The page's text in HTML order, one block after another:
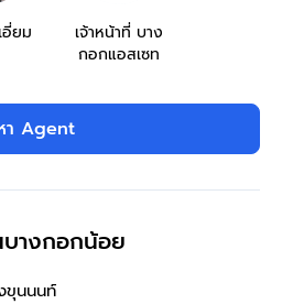
ยม
เจ้าหน้าที่ บาง
กอกแอสเซท
า Agent
บางกอกน้อย
ขุนนนท์